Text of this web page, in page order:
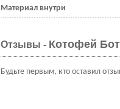
Материал внутри
Отзывы - Котофей
Будьте первым, кто оставил